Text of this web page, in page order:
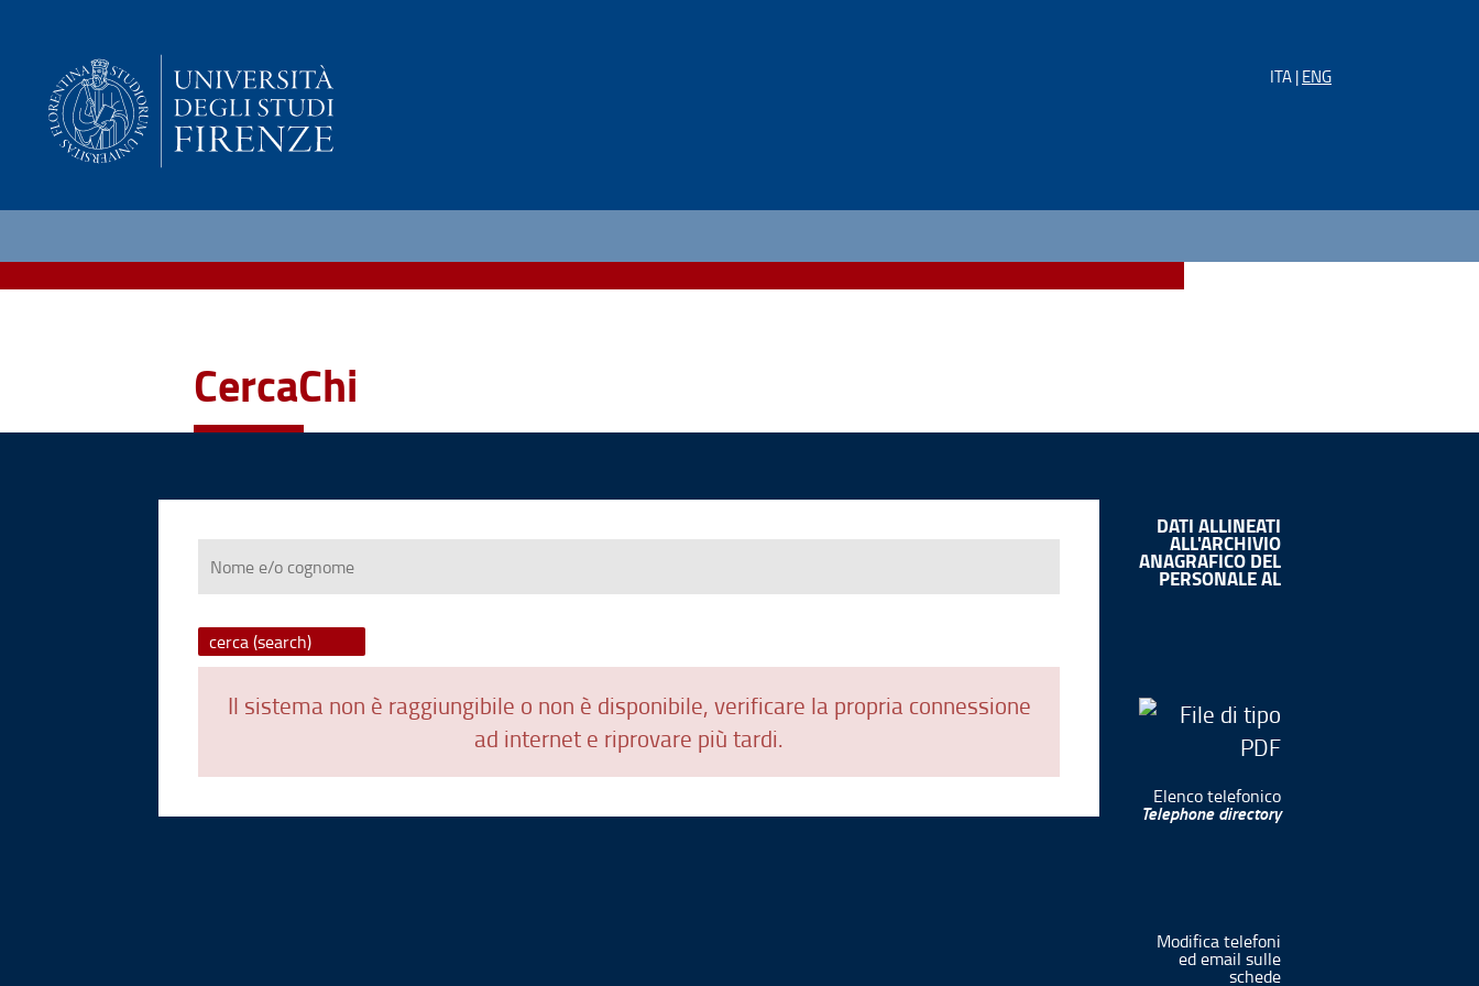
ITA |ENG
CercaChi
Nome
cognome
Il sistema non è raggiungibile o non è disponibile, verificare la propria connessione
ad internet e riprovare più tardi.
DATI ALLINEATI
ALL'ARCHIVIO
ANAGRAFICO DEL
PERSONALE AL
Elenco telefonico
Telephone directory
Modifica telefoni
ed email sulle
schede